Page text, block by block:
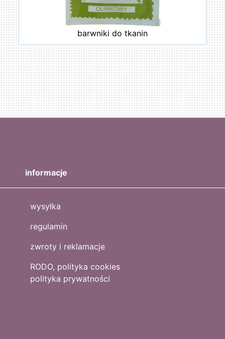
barwniki do tkanin
informacje
wysyłka
regulamin
zwroty i reklamacje
RODO, polityka cookies
polityka prywatności